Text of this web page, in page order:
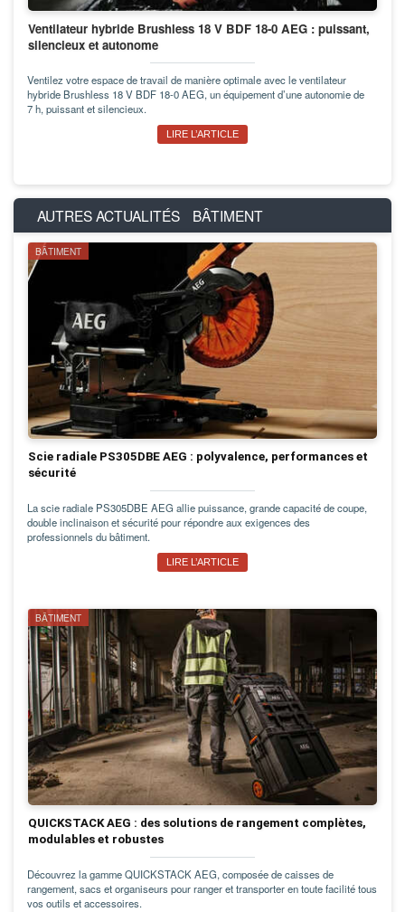
Ventilateur hybride Brushless 18 V BDF 18-0 AEG : puissant,
silencieux et autonome
Ventilez votre espace de travail de manière optimale avec le ventilateur
hybride Brushless 18 V BDF 18-0 AEG, un équipement d’une autonomie de
7 h, puissant et silencieux.
LIRE L’ARTICLE
AUTRES ACTUALITÉS BÂTIMENT
BÂTIMENT
Scie radiale PS305DBE AEG : polyvalence, performances et
sécurité
La scie radiale PS305DBE AEG allie puissance, grande capacité de coupe,
double inclinaison et sécurité pour répondre aux exigences des
professionnels du bâtiment.
LIRE L’ARTICLE
BÂTIMENT
QUICKSTACK AEG : des solutions de rangement complètes,
modulables et robustes
Découvrez la gamme QUICKSTACK AEG, composée de caisses de
rangement, sacs et organiseurs pour ranger et transporter en toute facilité tous
vos outils et accessoires.